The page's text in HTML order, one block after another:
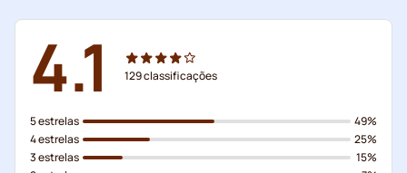
4.1 129classificações
5 estrelas
4 estrelas
3 estrelas
49%
25%
15%